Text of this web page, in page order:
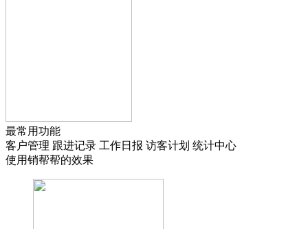
最常用功能
客户管理 跟进记录 工作日报 访客计划 统计中心
使用销帮帮的效果